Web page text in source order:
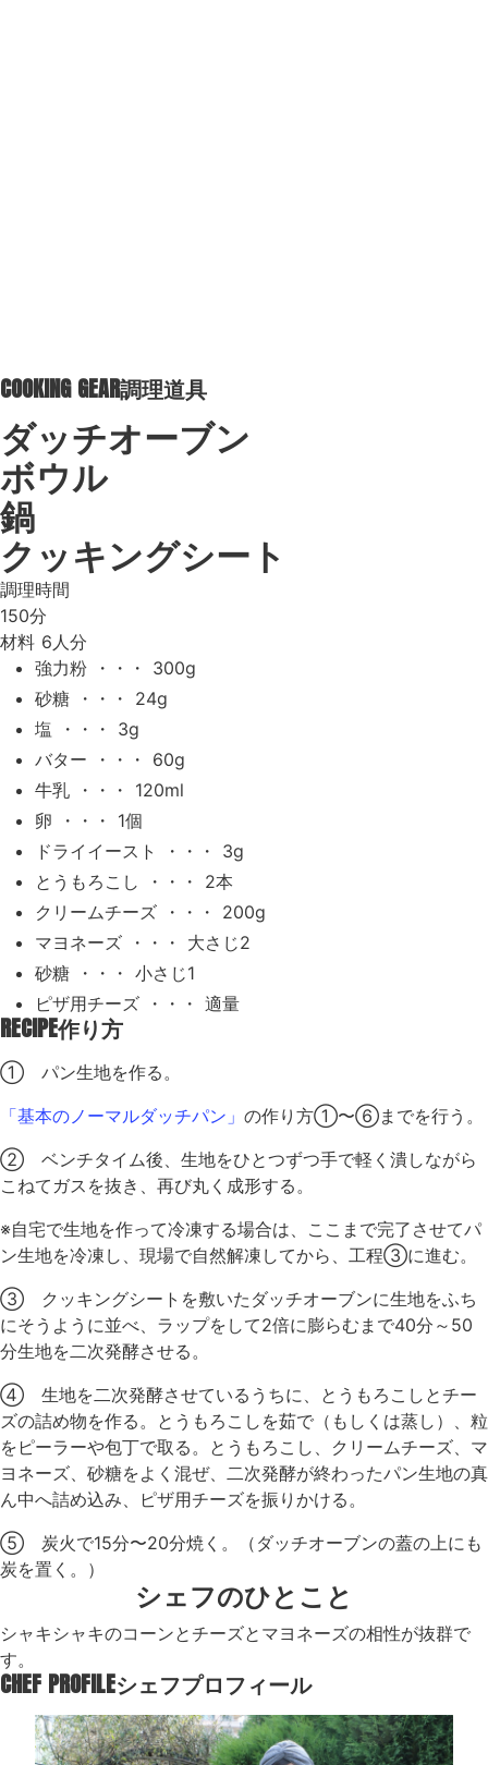
COOKING GEAR調理道具
ダッチオーブン
ボウル
鍋
クッキングシート
調理時間
150分
材料 6人分
強力粉 ・・・ 300g
砂糖 ・・・ 24g
塩 ・・・ 3g
バター ・・・ 60g
牛乳 ・・・ 120ml
卵 ・・・ 1個
ドライイースト ・・・ 3g
とうもろこし ・・・ 2本
クリームチーズ ・・・ 200g
マヨネーズ ・・・ 大さじ2
砂糖 ・・・ 小さじ1
ピザ用チーズ ・・・ 適量
RECIPE作り方
① パン生地を作る。
「基本のノーマルダッチパン」 の作り方①〜⑥までを行う。
② ベンチタイム後、生地をひとつずつ手で軽く潰しながら
こねてガスを抜き、再び丸く成形する。
※自宅で生地を作って冷凍する場合は、ここまで完了させてパ
ン生地を冷凍し、現場で自然解凍してから、工程③に進む。
③ クッキングシートを敷いたダッチオーブンに生地をふち
にそうように並べ、ラップをして2倍に膨らむまで40分～50
分生地を二次発酵させる。
④ 生地を二次発酵させているうちに、とうもろこしとチー
ズの詰め物を作る。とうもろこしを茹で（もしくは蒸し）、粒
をピーラーや包丁で取る。とうもろこし、クリームチーズ、マ
ヨネーズ、砂糖をよく混ぜ、二次発酵が終わったパン生地の真
ん中へ詰め込み、ピザ用チーズを振りかける。
⑤ 炭火で15分〜20分焼く。（ダッチオーブンの蓋の上にも
炭を置く。）
シェフのひとこと
シャキシャキのコーンとチーズとマヨネーズの相性が抜群で
す。
CHEF PROFILEシェフプロフィール